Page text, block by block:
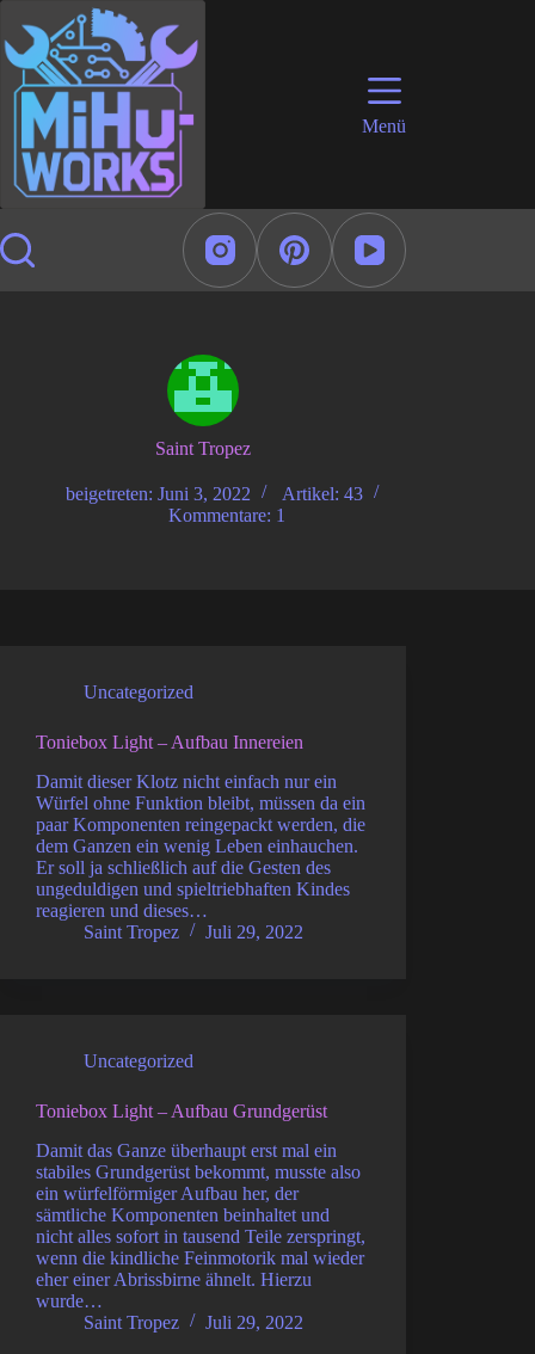
Inhalt
springen
Menü
Saint Tropez
beigetreten: Juni 3, 2022
Artikel: 43
Kommentare: 1
Uncategorized
Toniebox Light – Aufbau Innereien
Damit dieser Klotz nicht einfach nur ein
Würfel ohne Funktion bleibt, müssen da ein
paar Komponenten reingepackt werden, die
dem Ganzen ein wenig Leben einhauchen.
Er soll ja schließlich auf die Gesten des
ungeduldigen und spieltriebhaften Kindes
reagieren und dieses…
Saint Tropez
Juli 29, 2022
Uncategorized
Toniebox Light – Aufbau Grundgerüst
Damit das Ganze überhaupt erst mal ein
stabiles Grundgerüst bekommt, musste also
ein würfelförmiger Aufbau her, der
sämtliche Komponenten beinhaltet und
nicht alles sofort in tausend Teile zerspringt,
wenn die kindliche Feinmotorik mal wieder
eher einer Abrissbirne ähnelt. Hierzu
wurde…
Saint Tropez
Juli 29, 2022